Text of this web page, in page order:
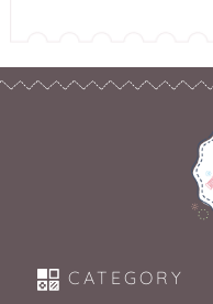
CATEGORY